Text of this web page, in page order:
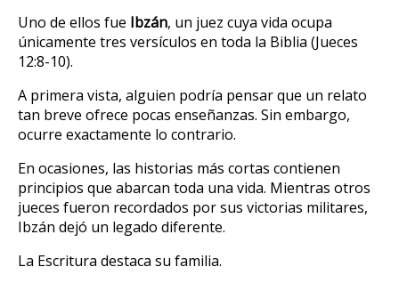
Uno de ellos fue Ibzán, un juez cuya vida ocupa
únicamente tres versículos en toda la Biblia (Jueces
12:8-10).
A primera vista, alguien podría pensar que un relato
tan breve ofrece pocas enseñanzas. Sin embargo,
ocurre exactamente lo contrario.
En ocasiones, las historias más cortas contienen
principios que abarcan toda una vida. Mientras otros
jueces fueron recordados por sus victorias militares,
Ibzán dejó un legado diferente.
La Escritura destaca su familia.